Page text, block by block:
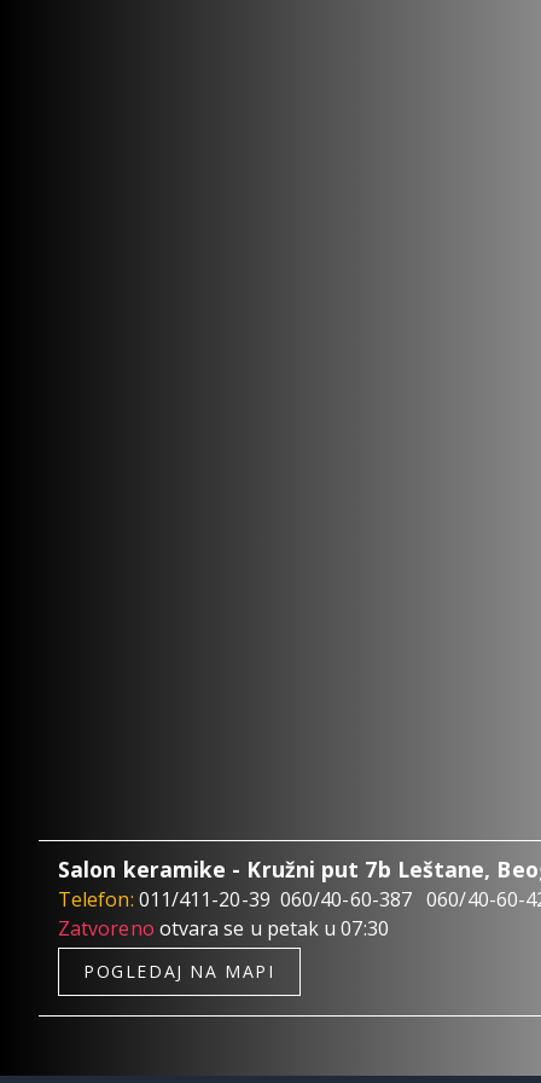
Salon keramike - Kružni put 7b Leštane,
Telefon: 011/411-20-39 060/40-60-387 060/40-60-
Zatvoreno otvara se u petak u 07:30
POGLEDAJ NA MAPI